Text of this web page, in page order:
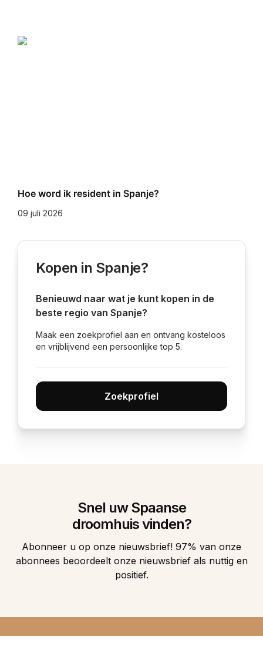
Hoe word ik resident in Spanje?
09 juli 2026
Kopen in Spanje?
Benieuwd naar wat je kunt kopen in de
beste regio van Spanje?
Maak een zoekprofiel aan en ontvang kosteloos
en vrijblijvend een persoonlijke top 5.
Zoekprofiel
Snel uw Spaanse
droomhuis vinden?
Abonneer u op onze nieuwsbrief! 97% van onze
abonnees beoordeelt onze nieuwsbrief als nuttig en
positief.